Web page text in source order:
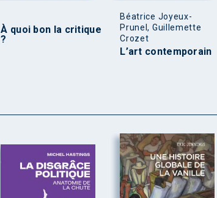
À quoi bon la critique
?
Béatrice Joyeux-
Prunel, Guillemette
Crozet
L’art contemporain